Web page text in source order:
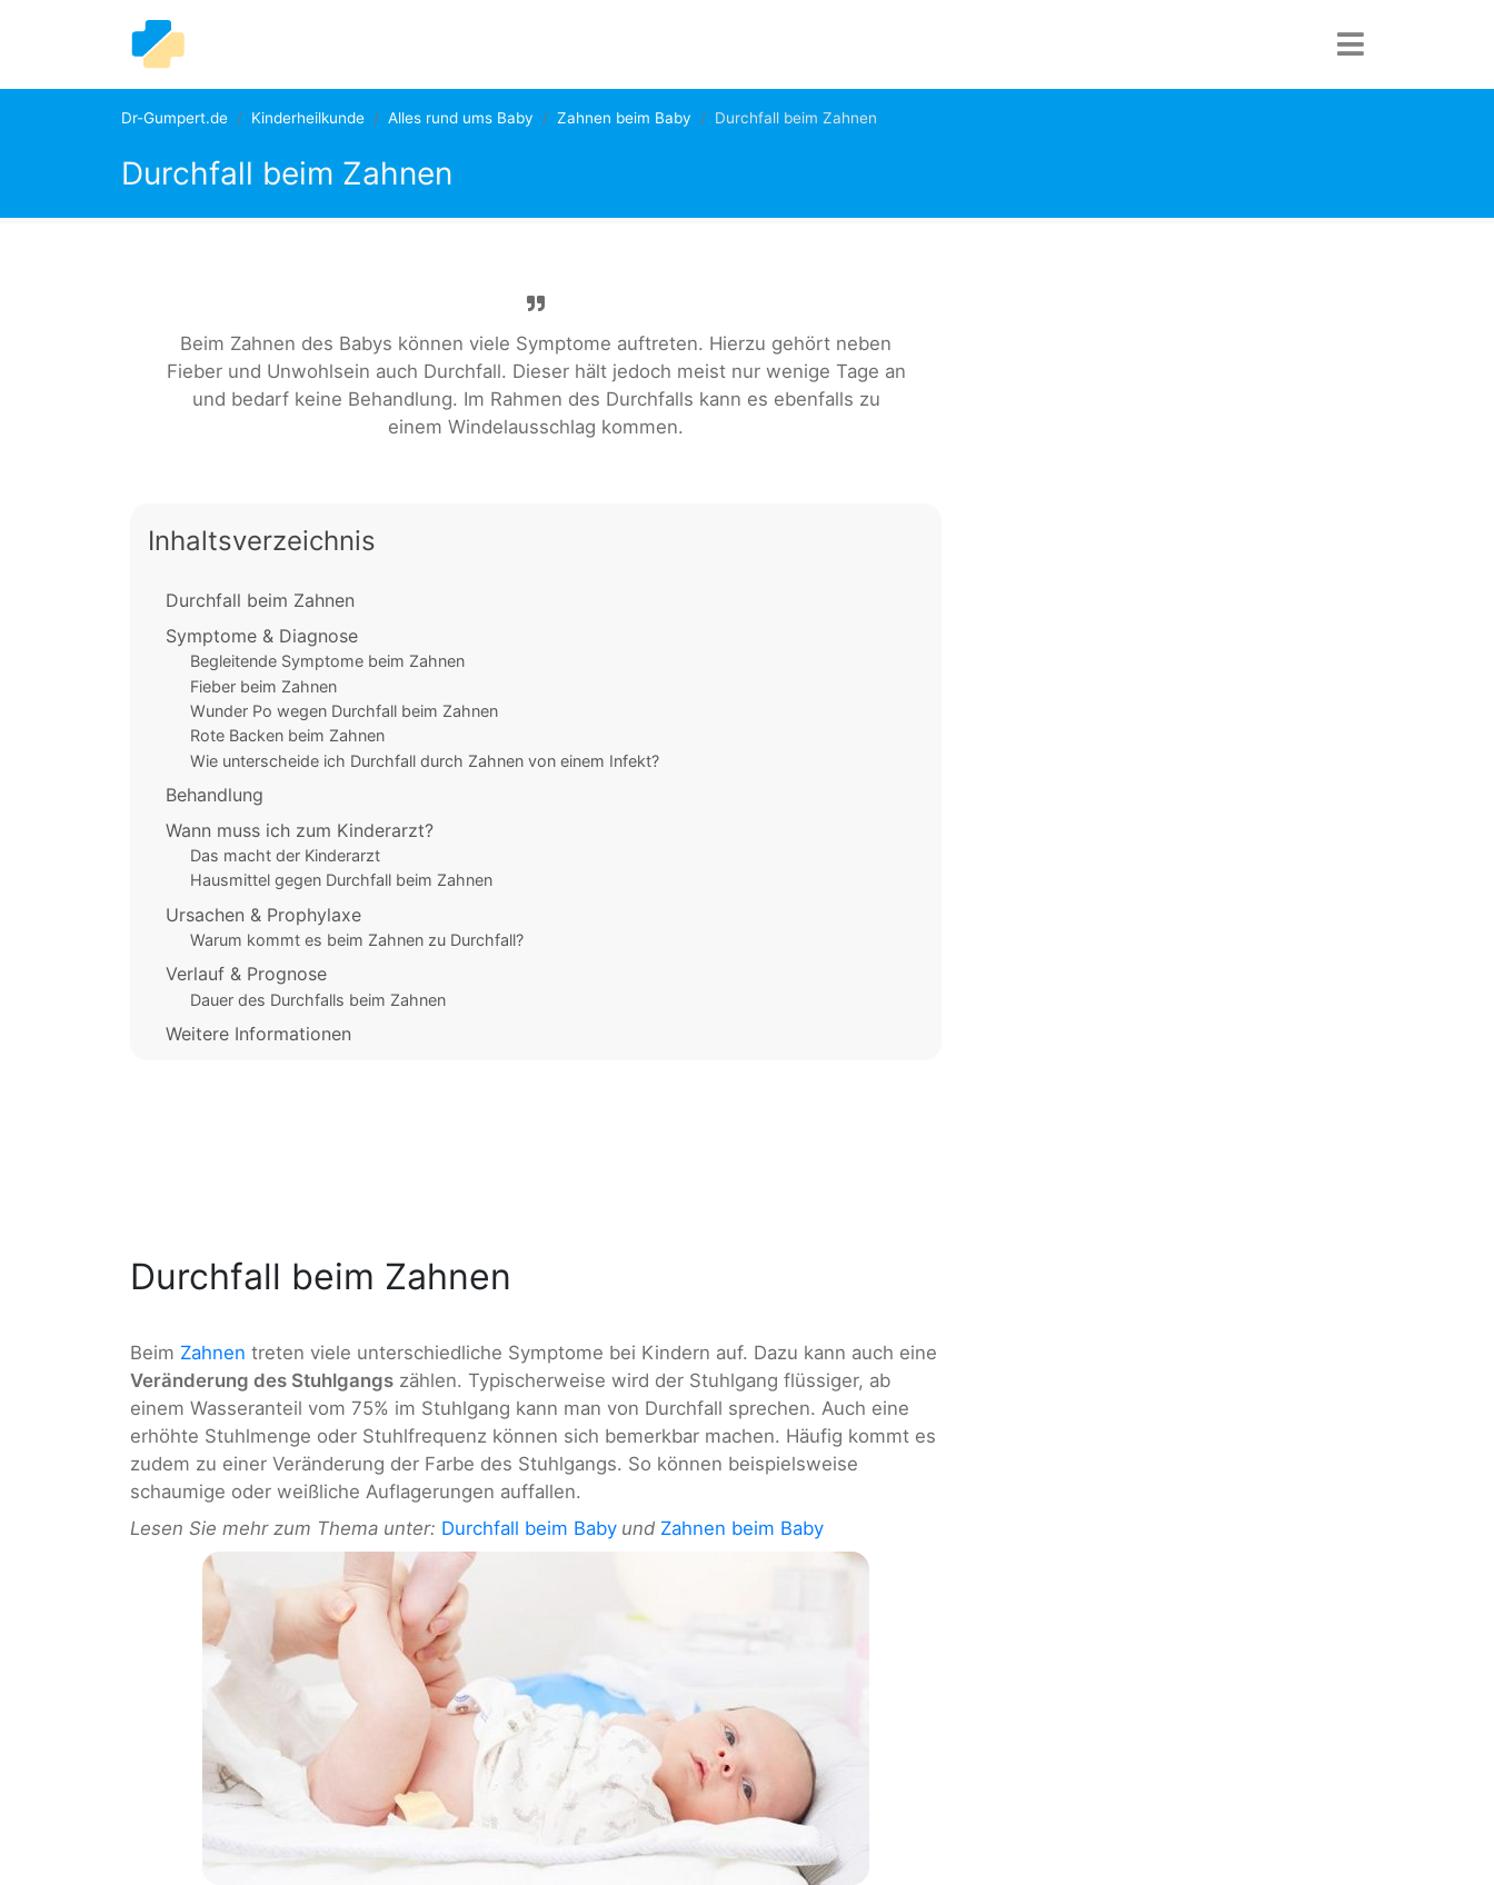
Dr-Gumpert.de Kinderheilkunde Alles rund ums Baby Zahnen beim Baby Durchfall beim Zahnen
Durchfall beim Zahnen
Beim Zahnen des Babys können viele Symptome auftreten. Hierzu gehört neben
Fieber und Unwohlsein auch Durchfall. Dieser hält jedoch meist nur wenige Tage an
und bedarf keine Behandlung. Im Rahmen des Durchfalls kann es ebenfalls zu
einem Windelausschlag kommen.
Inhaltsverzeichnis
Durchfall beim Zahnen
Symptome & Diagnose
Begleitende Symptome beim Zahnen
Fieber beim Zahnen
Wunder Po wegen Durchfall beim Zahnen
Rote Backen beim Zahnen
Wie unterscheide ich Durchfall durch Zahnen von einem Infekt?
Behandlung
Wann muss ich zum Kinderarzt?
Das macht der Kinderarzt
Hausmittel gegen Durchfall beim Zahnen
Ursachen & Prophylaxe
Warum kommt es beim Zahnen zu Durchfall?
Verlauf & Prognose
Dauer des Durchfalls beim Zahnen
Weitere Informationen
Durchfall beim Zahnen
Beim Zahnen treten viele unterschiedliche Symptome bei Kindern auf. Dazu kann auch eine
Veränderung des Stuhlgangs zählen. Typischerweise wird der Stuhlgang flüssiger, ab
einem Wasseranteil vom 75% im Stuhlgang kann man von Durchfall sprechen. Auch eine
erhöhte Stuhlmenge oder Stuhlfrequenz können sich bemerkbar machen. Häufig kommt es
zudem zu einer Veränderung der Farbe des Stuhlgangs. So können beispielsweise
schaumige oder weißliche Auflagerungen auffallen.
Lesen Sie mehr zum Thema unter: Durchfall beim Baby und Zahnen beim Baby